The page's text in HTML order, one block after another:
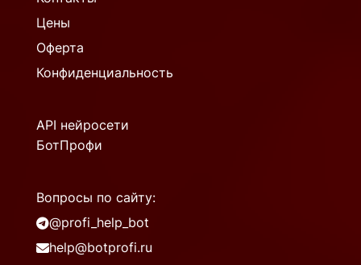
Цены
Оферта
Конфиденциальность
API нейросети
БотПрофи
Вопросы по сайту:
@profi_help_bot
help@botprofi.ru